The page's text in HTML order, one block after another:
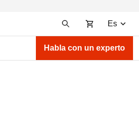
Es
Habla con un experto